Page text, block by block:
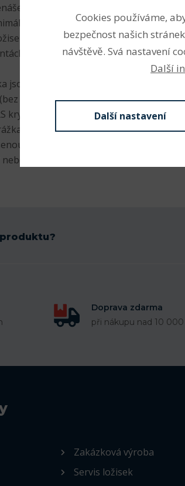
radiální i axiální zatížení v obou
údržbu. Protože jsou kuličková
jsou v sortimentu SKF k dispozici v
a velikostech.
jsou nejrozšířenějším druhem ložisek.
označení), 2Z krytá plechem
krytá plastem (kontaktní těsnění), N
na vnějším kroužku s pojistným
radiální vůlí se značí C3 nebo C4,
S, K kuželová díra vnitřního kroužku.
Doprava zdarma
při nákupu nad 10 000
Zakázková výroba
Servis ložisek
Cookies používáme,
bezpečnost našich
návštěvě. Svá nastavení
Další
Další nastavení